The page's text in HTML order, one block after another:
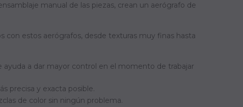
manual de las piezas, crean un aerógrafo de
con estos aerógrafos, desde texturas muy finas hasta
ayuda a dar mayor control en el momento de trabajar
precisa y exacta posible.
de color sin ningún problema.